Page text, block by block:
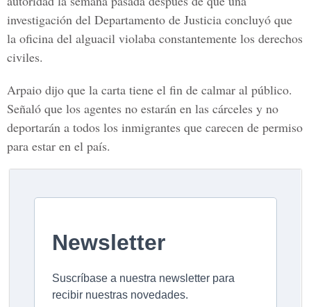
investigación del Departamento de Justicia concluyó que
la oficina del alguacil violaba constantemente los derechos
civiles.
Arpaio dijo que la carta tiene el fin de calmar al público.
Señaló que los agentes no estarán en las cárceles y no
deportarán a todos los inmigrantes que carecen de permiso
para estar en el país.